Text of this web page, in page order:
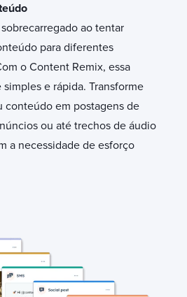
ao tentar
para diferentes
o Content Remix, essa
e rápida. Transforme
conteúdo em postagens de
ou até trechos de áudio
a necessidade de esforço